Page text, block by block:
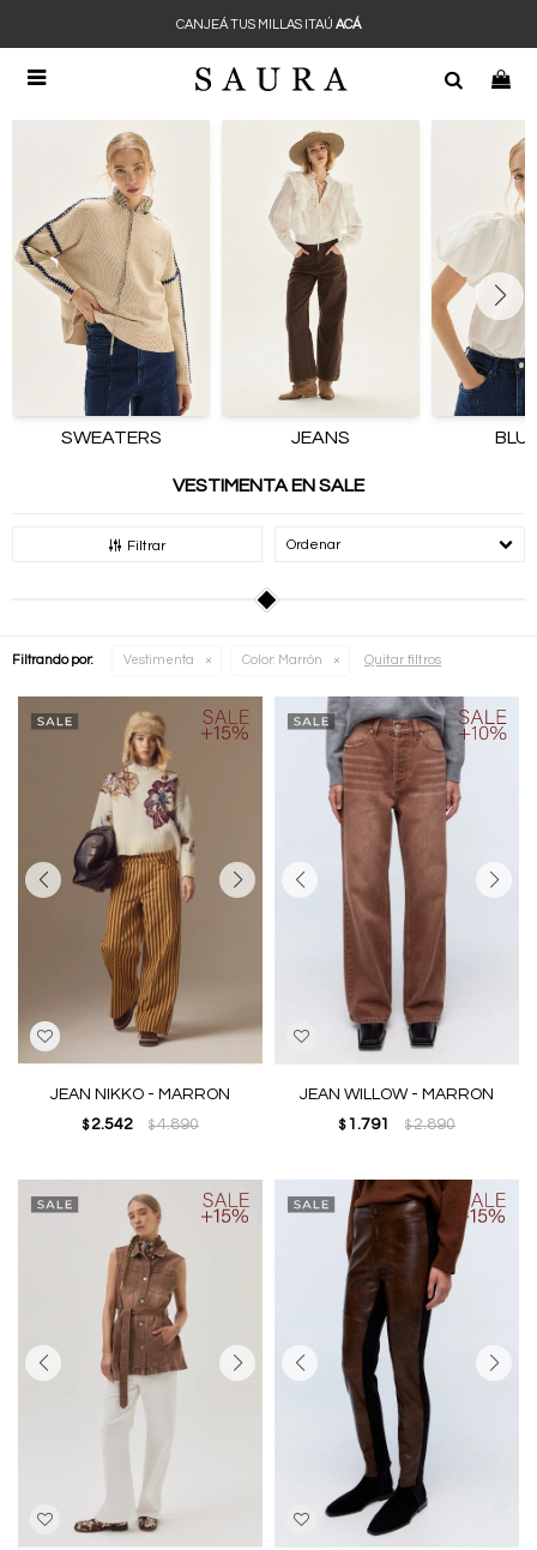

CANJEÁ TUS MILLAS ITAÚ ACÁ
SWEATERS JEANS
VESTIMENTA EN SALE
Filtrar Recomendados
Filtrando por: Vestimenta Color: Marrón Quitar filtros
JEAN NIKKO - MARRON
$ 2.542 $4.890
JEAN WILLOW - MARRON
$ 1.791 $2.890